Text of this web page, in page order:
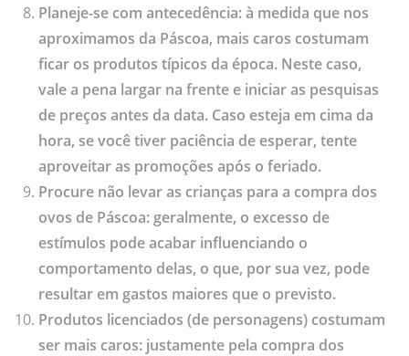
Planeje-se com antecedência: à medida que nos
aproximamos da Páscoa, mais caros costumam
ficar os produtos típicos da época. Neste caso,
vale a pena largar na frente e iniciar as pesquisas
de preços antes da data. Caso esteja em cima da
hora, se você tiver paciência de esperar, tente
aproveitar as promoções após o feriado.
Procure não levar as crianças para a compra dos
ovos de Páscoa: geralmente, o excesso de
estímulos pode acabar influenciando o
comportamento delas, o que, por sua vez, pode
resultar em gastos maiores que o previsto.
Produtos licenciados (de personagens) costumam
ser mais caros: justamente pela compra dos